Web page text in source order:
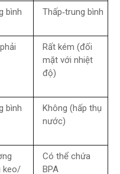
bình Thấp‑trung bình
Rất kém (đối
mặt với nhiệt
độ)
bình
Không (hấp thụ
nước)
keo/
Có thể chứa
BPA